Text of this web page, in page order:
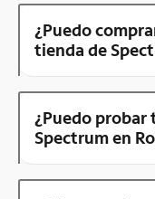
¿Puedo
tienda de
¿Puedo
Spectrum en